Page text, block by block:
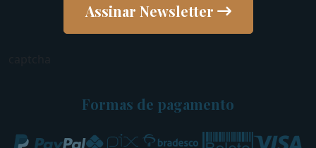
Assinar Newsletter
Formas de pagamento